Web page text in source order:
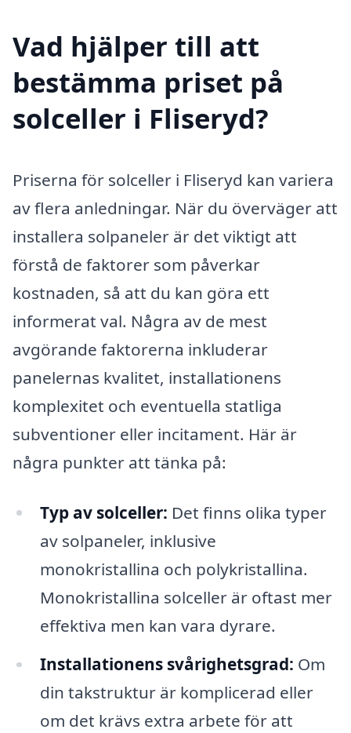
Vad hjälper till att
bestämma priset på
solceller i Fliseryd?
Priserna för solceller i Fliseryd kan variera
av flera anledningar. När du överväger att
installera solpaneler är det viktigt att
förstå de faktorer som påverkar
kostnaden, så att du kan göra ett
informerat val. Några av de mest
avgörande faktorerna inkluderar
panelernas kvalitet, installationens
komplexitet och eventuella statliga
subventioner eller incitament. Här är
några punkter att tänka på:
Typ av solceller: Det finns olika typer
av solpaneler, inklusive
monokristallina och polykristallina.
Monokristallina solceller är oftast mer
effektiva men kan vara dyrare.
Installationens svårighetsgrad: Om
din takstruktur är komplicerad eller
om det krävs extra arbete för att